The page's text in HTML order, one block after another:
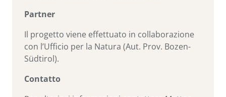
Partner
Il progetto viene effettuato in collaborazione
con l’Ufficio per la Natura (Aut. Prov. Bozen-
Südtirol).
Contatto